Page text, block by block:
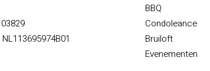
BBQ
Condoleance
Bruiloft
Evenementen